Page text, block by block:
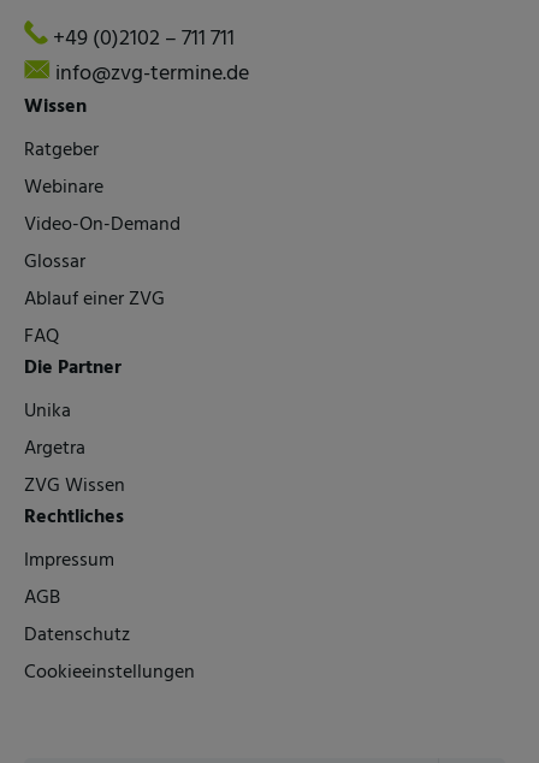
+49 (0)2102 – 711 711
info@zvg-termine.de
Wissen
Ratgeber
Webinare
Video-On-Demand
Glossar
Ablauf einer ZVG
FAQ
Die Partner
Unika
Argetra
ZVG Wissen
Rechtliches
Impressum
AGB
Datenschutz
Cookieeinstellungen